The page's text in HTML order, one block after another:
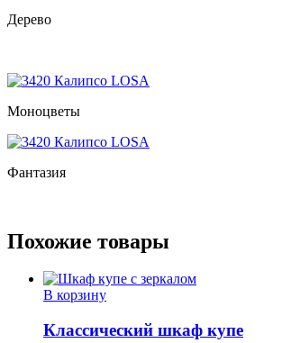
Дерево
Моноцветы
Фантазия
Похожие товары
В корзину
Классический шкаф купе